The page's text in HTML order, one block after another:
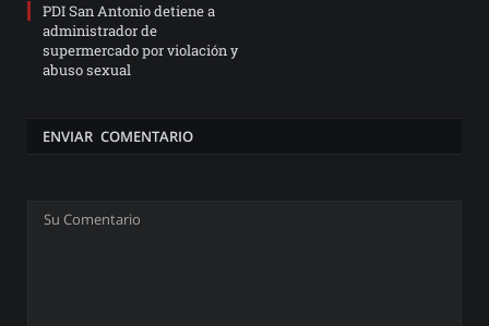
PDI San Antonio detiene a
administrador de
supermercado por violación y
abuso sexual
ENVIAR COMENTARIO